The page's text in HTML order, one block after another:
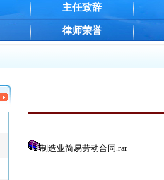
主任致辞
律师荣誉
制造业简易劳动合同.rar